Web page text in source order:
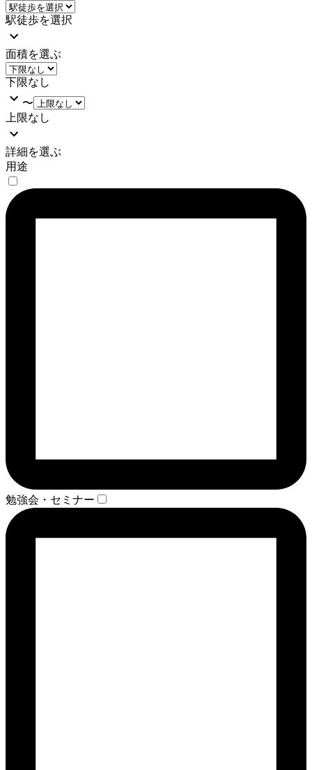
駅徒歩を選択
面積を選ぶ
下限なし
〜
上限なし
詳細を選ぶ
用途
勉強会・セミナー